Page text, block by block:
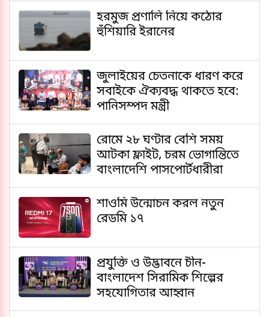
হরমুজ প্রণালি নিয়ে কঠোর
হুঁশিয়ারি ইরানের
জুলাইয়ের চেতনাকে ধারণ করে
সবাইকে ঐক্যবদ্ধ থাকতে হবে:
পানিসম্পদ মন্ত্রী
রোমে ২৮ ঘণ্টার বেশি সময়
আটকা ফ্লাইট, চরম ভোগান্তিতে
বাংলাদেশি পাসপোর্টধারীরা
শাওমি উন্মোচন করল নতুন
রেডমি ১৭
প্রযুক্তি ও উদ্ভাবনে চীন-
বাংলাদেশ সিরামিক শিল্পের
সহযোগিতার আহ্বান